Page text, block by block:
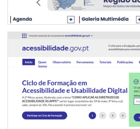
PORTAL DA ACESSIBILIDADE
INTERNET